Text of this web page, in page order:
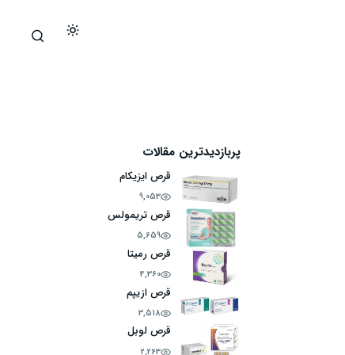
پربازدیدترین مقالات
قرص ایزیکام
9,053
قرص تریمولس
5,659
قرص رمیتا
4,360
قرص ازیپم
3,518
قرص لوبل
2,263